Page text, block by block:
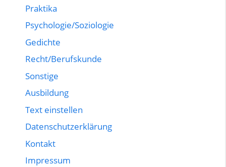
Praktika
Psychologie/Soziologie
Gedichte
Recht/Berufskunde
Sonstige
Ausbildung
Text einstellen
Datenschutzerklärung
Kontakt
Impressum